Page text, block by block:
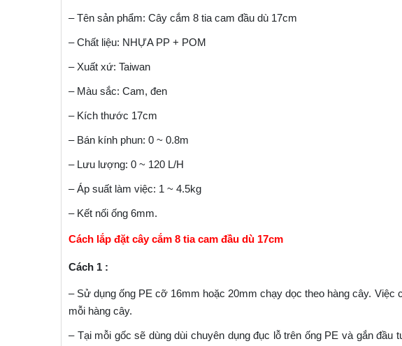
– Tên sản phẩm: Cây cắm 8 tia cam đầu dù 17cm
– Chất liệu: NHỰA PP + POM
– Xuất xứ: Taiwan
– Màu sắc: Cam, đen
– Kích thước 17cm
– Bán kính phun: 0 ~ 0.8m
– Lưu lượng: 0 ~ 120 L/H
– Áp suất làm việc: 1 ~ 4.5kg
– Kết nối ống 6mm.
Cách lắp đặt cây cắm 8 tia cam đầu dù 17cm
Cách 1 :
– Sử dụng ống PE cỡ 16mm hoặc 20mm chạy dọc theo hàng cây. Việc
mỗi hàng cây.
– Tại mỗi gốc sẽ dùng dùi chuyên dụng đục lỗ trên ống PE và gắn